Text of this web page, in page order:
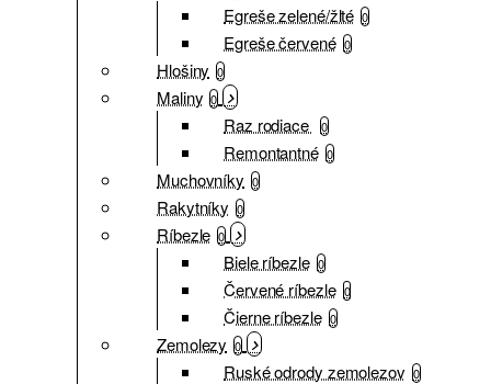
Egreše zelené/žlté 0
Egreše červené 0
Hlošiny 0
Maliny 0
Raz rodiace 0
Remontantné 0
Muchovníky 0
Rakytníky 0
Ríbezle 0
Biele ríbezle 0
Červené ríbezle 0
Čierne ríbezle 0
Zemolezy 0
Ruské odrody zemolezov 0